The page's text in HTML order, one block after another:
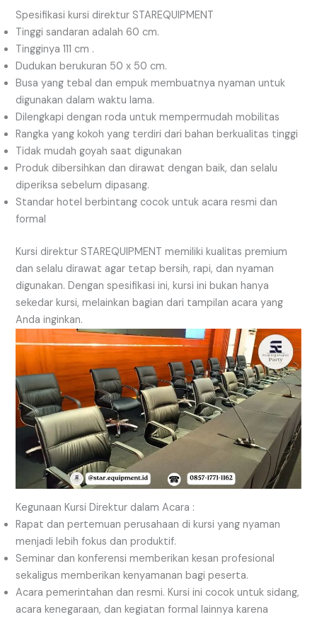
Spesifikasi kursi direktur STAREQUIPMENT
Tinggi sandaran adalah 60 cm.
Tingginya 111 cm .
Dudukan berukuran 50 x 50 cm.
Busa yang tebal dan empuk membuatnya nyaman untuk
digunakan dalam waktu lama.
Dilengkapi dengan roda untuk mempermudah mobilitas
Rangka yang kokoh yang terdiri dari bahan berkualitas tinggi
Tidak mudah goyah saat digunakan
Produk dibersihkan dan dirawat dengan baik, dan selalu
diperiksa sebelum dipasang.
Standar hotel berbintang cocok untuk acara resmi dan
formal
Kursi direktur STAREQUIPMENT memiliki kualitas premium
dan selalu dirawat agar tetap bersih, rapi, dan nyaman
digunakan. Dengan spesifikasi ini, kursi ini bukan hanya
sekedar kursi, melainkan bagian dari tampilan acara yang
Anda inginkan.
Kegunaan Kursi Direktur dalam Acara :
Rapat dan pertemuan perusahaan di kursi yang nyaman
menjadi lebih fokus dan produktif.
Seminar dan konferensi memberikan kesan profesional
sekaligus memberikan kenyamanan bagi peserta.
Acara pemerintahan dan resmi. Kursi ini cocok untuk sidang,
acara kenegaraan, dan kegiatan formal lainnya karena